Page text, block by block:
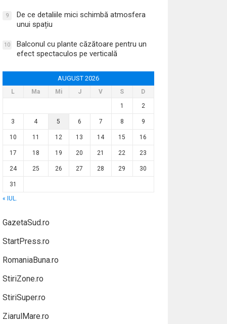
9
De ce detaliile mici schimbă atmosfera
unui spațiu
10
Balconul cu plante căzătoare pentru un
efect spectaculos pe verticală
AUGUST 2026
L Ma Mi J V S
D
1
2
3 4 5 6 7 8 9
10 11 12 13 14 15 16
17 18 19 20 21 22 23
24 25 26 27 28 29 30
31
« IUL.
GazetaSud.ro
StartPress.ro
RomaniaBuna.ro
StiriZone.ro
StiriSuper.ro
ZiarulMare.ro